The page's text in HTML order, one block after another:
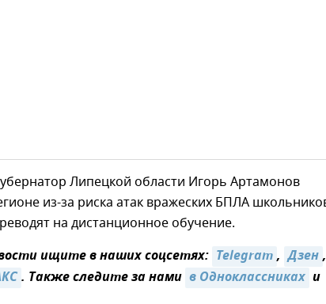
Липецкой области Игорь Артамонов
из-за риска атак вражеских БПЛА
на дистанционное обучение.
ищите в наших соцсетях: Telegram, Дзен,
. Также следите за нами в Одноклассниках и